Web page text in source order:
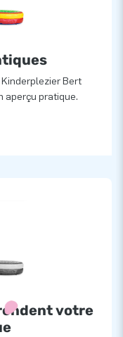
Bert
aperçu pratique.
votre